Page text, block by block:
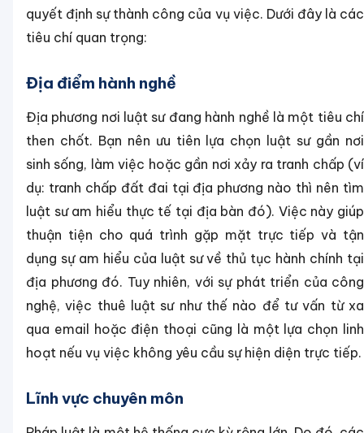
quyết định sự thành công của vụ việc. Dưới đây là các
tiêu chí quan trọng:
Địa điểm hành nghề
Địa phương nơi luật sư đang hành nghề là một tiêu chí
then chốt. Bạn nên ưu tiên lựa chọn luật sư gần nơi
sinh sống, làm việc hoặc gần nơi xảy ra tranh chấp (ví
dụ: tranh chấp đất đai tại địa phương nào thì nên tìm
luật sư am hiểu thực tế tại địa bàn đó). Việc này giúp
thuận tiện cho quá trình gặp mặt trực tiếp và tận
dụng sự am hiểu của luật sư về thủ tục hành chính tại
địa phương đó. Tuy nhiên, với sự phát triển của công
nghệ, việc thuê luật sư như thế nào để tư vấn từ xa
qua email hoặc điện thoại cũng là một lựa chọn linh
hoạt nếu vụ việc không yêu cầu sự hiện diện trực tiếp.
Lĩnh vực chuyên môn